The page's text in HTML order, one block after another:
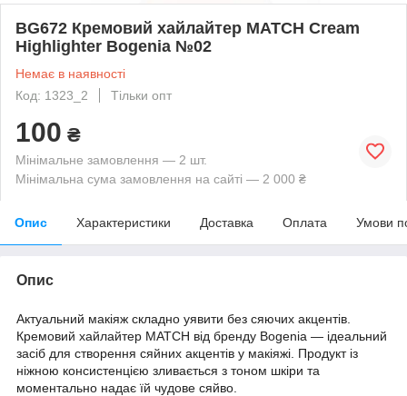
BG672 Кремовий хайлайтер MATCH Cream
Highlighter Bogenia №02
Немає в наявності
Код: 1323_2
Тільки опт
100 ₴
Мінімальне замовлення — 2 шт.
Мінімальна сума замовлення на сайті — 2 000 ₴
Опис Характеристики Доставка Оплата Умови
Опис
Актуальний макіяж складно уявити без сяючих акцентів.
Кремовий хайлайтер MATCH від бренду Bogenia — ідеальний
засіб для створення сяйних акцентів у макіяжі. Продукт із
ніжною консистенцією зливається з тоном шкіри та
моментально надає їй чудове сяйво.